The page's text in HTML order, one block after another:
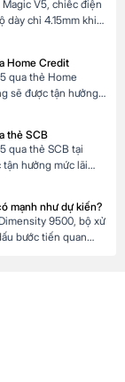
V5, chiếc điện
dày chỉ 4.15mm khi
và công nghệ
lại chuẩn mực
Home Credit
qua thẻ Home
sẽ được tận hưởng
đến 12 tháng, phù
[…]
thẻ SCB
qua thẻ SCB tại
hưởng mức lãi
phù hợp với
mạnh như dự kiến?
9500, bộ xử
bước tiến quan